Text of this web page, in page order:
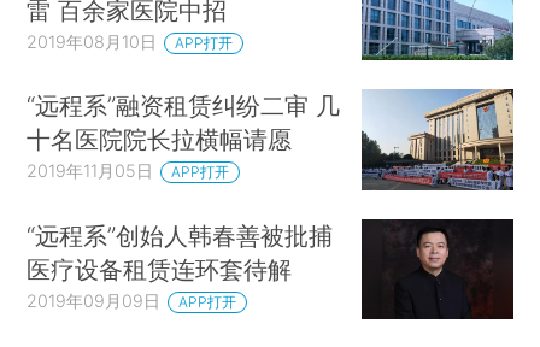
雷 百余家医院中招
2019年08月10日 APP打开
“远程系”融资租赁纠纷二审 几
十名医院院长拉横幅请愿
2019年11月05日 APP打开
“远程系”创始人韩春善被批捕
医疗设备租赁连环套待解
2019年09月09日 APP打开